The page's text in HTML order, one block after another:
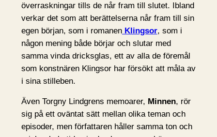
överraskningar tills de når fram till slutet. Ibland
verkar det som att berättelserna når fram till sin
egen början, som i romanenKlingsor, som i
någon mening både börjar och slutar med
samma vinda dricksglas, ett av alla de föremål
som konstnären Klingsor har försökt att måla av
i sina stilleben.
Även Torgny Lindgrens memoarer, Minnen, rör
sig på ett oväntat sätt mellan olika teman och
episoder, men författaren håller samma ton och